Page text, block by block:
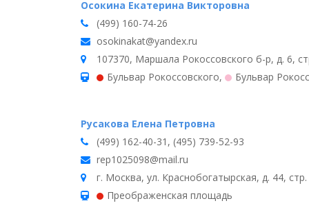
Осокина Екатерина Викторовна
(499) 160-74-26
osokinakat@yandex.ru
107370, Маршала Рокоссовского б-р, д. 6,
Бульвар Рокоссовского, Бульвар
Русакова Елена Петровна
(499) 162-40-31, (495) 739-52-93
rep1025098@mail.ru
г. Москва, ул. Краснобогатырская, д. 44,
Преображенская площадь